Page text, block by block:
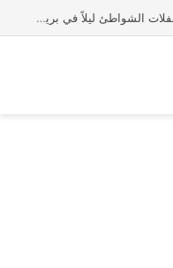
صحيفة “الميرور”: لا ترسلوا أبناءكم لحفلات الشواطئ ليلاً في بريطانيا